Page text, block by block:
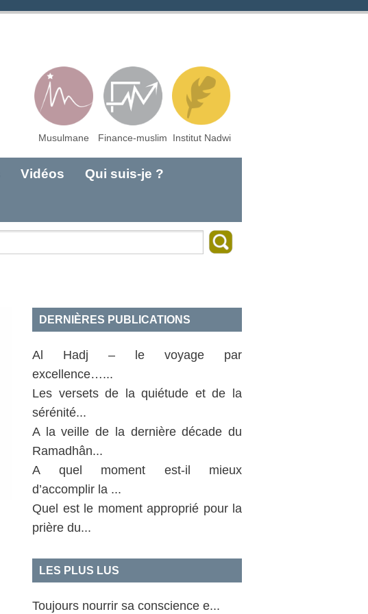
Musulmane Finance-muslim Institut Nadwi
Vidéos Qui suis-je ?
DERNIÈRES PUBLICATIONS
Al Hadj – le voyage par
excellence…...
Les versets de la quiétude et de la
sérénité...
A la veille de la dernière décade du
Ramadhân...
A quel moment est-il mieux
d’accomplir la ...
Quel est le moment approprié pour la
prière du...
LES PLUS LUS
Toujours nourrir sa conscience e...